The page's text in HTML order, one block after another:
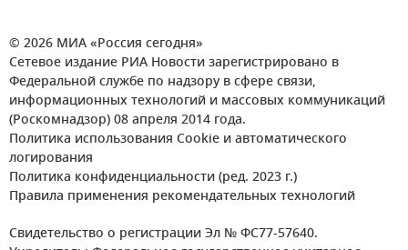
© 2026 МИА «Россия сегодня»
Сетевое издание РИА Новости зарегистрировано в
Федеральной службе по надзору в сфере связи,
информационных технологий и массовых коммуникаций
(Роскомнадзор) 08 апреля 2014 года.
Политика использования Cookie и автоматического
логирования
Политика конфиденциальности (ред. 2023 г.)
Правила применения рекомендательных технологий
Свидетельство о регистрации Эл № ФС77-57640.